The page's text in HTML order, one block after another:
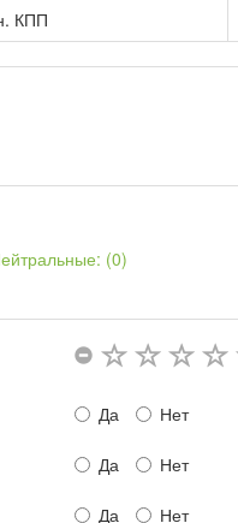
КПП
(0)
Да Нет
Да Нет
Да Нет